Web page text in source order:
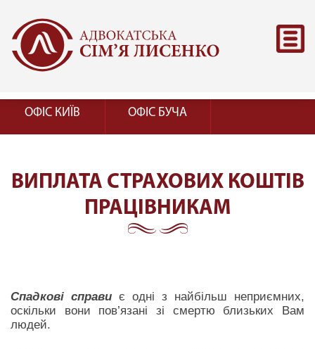
ОФІС КИЇВ ОФІС БУЧА
ВИПЛАТА СТРАХОВИХ КОШТІВ
ПРАЦІВНИКАМ
Спадкові справи є одні з найбільш неприємних,
оскільки вони пов’язані зі смертю близьких Вам
людей.